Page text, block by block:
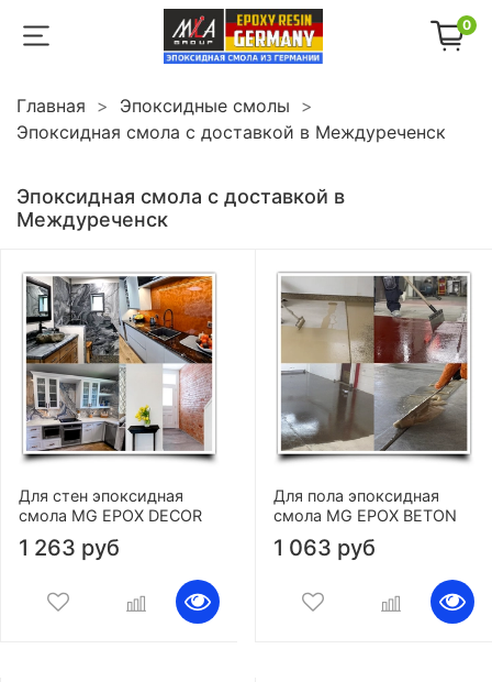
0
Главная
Эпоксидные смолы
Эпоксидная смола с доставкой в Междуреченск
Эпоксидная смола с доставкой в
Междуреченск
Для стен эпоксидная
смола MG EPOX DECOR
1 263 руб
Для пола эпоксидная
смола MG EPOX BETON
1 063 руб